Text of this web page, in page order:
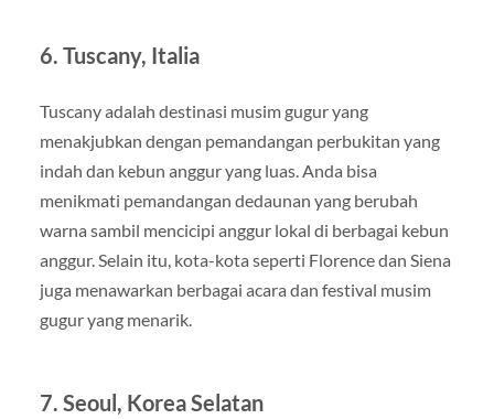
6. Tuscany, Italia
Tuscany adalah destinasi musim gugur yang
menakjubkan dengan pemandangan perbukitan yang
indah dan kebun anggur yang luas. Anda bisa
menikmati pemandangan dedaunan yang berubah
warna sambil mencicipi anggur lokal di berbagai kebun
anggur. Selain itu, kota-kota seperti Florence dan Siena
juga menawarkan berbagai acara dan festival musim
gugur yang menarik.
7. Seoul, Korea Selatan